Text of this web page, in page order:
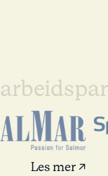
Les mer ↗